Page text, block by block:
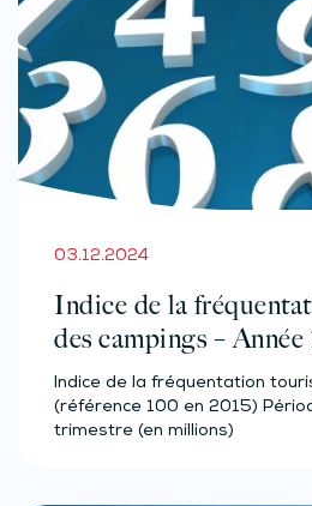
03.12.2024
Indice de la
des campings – Année
Indice de la fréquentation
(référence 100 en 2015)
trimestre (en millions)